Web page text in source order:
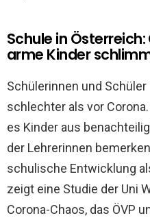
Schule in
arme Kinder
Schülerinnen und
schlechter als vor
es Kinder aus
der Lehrerinnen
schulische Entwicklung
zeigt eine Studie der Uni
Corona-Chaos, das ÖVP